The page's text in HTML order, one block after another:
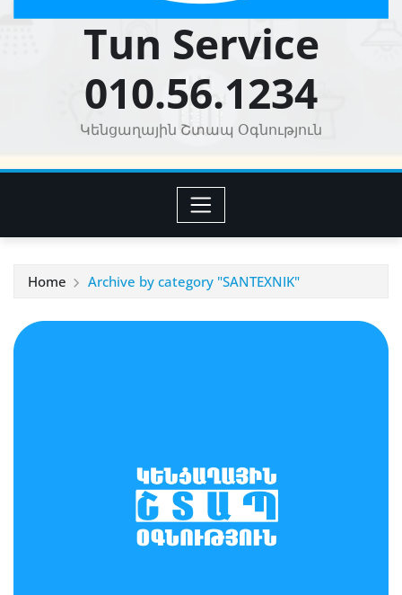
Tun Service
010.56.1234
Կենցաղային Շտապ Օգնություն
Home Archive by category "SANTEXNIK"